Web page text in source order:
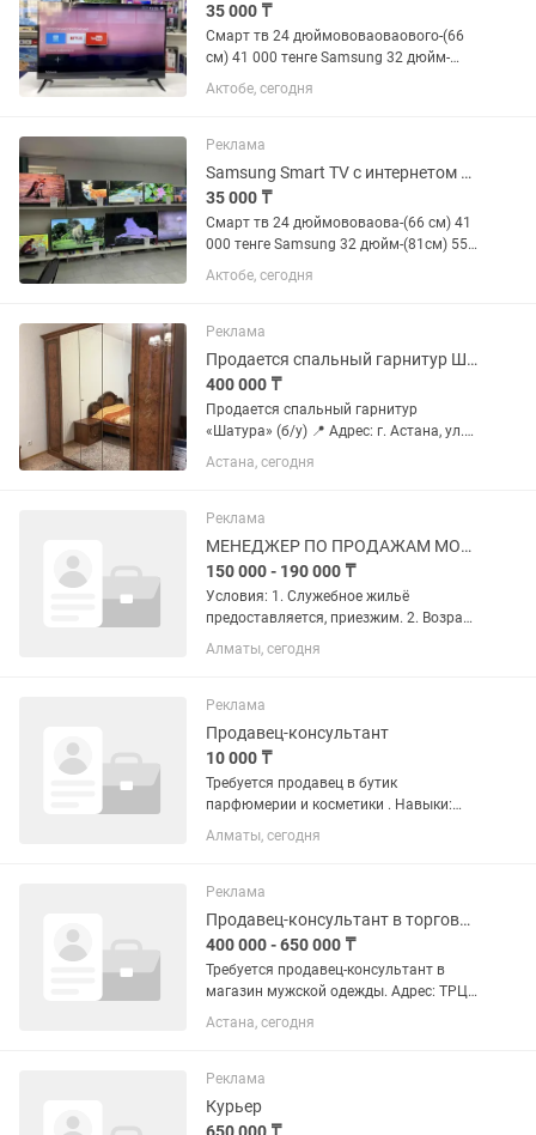
35 000 ₸
Смарт тв 24 дюймововаоваового-(66
см) 41 000 тенге Samsung 32 дюйм-
(81см) 55 000 тенге Samsung 40 дюйм-
(102см) 78 000 тенге Samsung 43
(110 см) 95 000 тенге LG 50...
Актобе, сегодня
Реклама
Samsung Smart TV с интернетом wifi YOUTUBE новый в упаковке Актобе
35 000 ₸
Смарт тв 24 дюймововаова-(66 см) 41
000 тенге Samsung 32 дюйм-(81см) 55
000 тенге Samsung 40 дюйм-(102см) 78
000 тенге Samsung 43 дюйм-(110см) 90
тенге LG 50...
Актобе, сегодня
Реклама
Продается спальный гарнитур Шатура
400 000 ₸
Продается спальный гарнитур
«Шатура» (б/у) 📍 Адрес: г. Астана, ул.
Иманова, 26 Продается качественный
спальный гарнитур фабрики «Шатура»
входят: двуспальная...
Астана, сегодня
Реклама
МЕНЕДЖЕР ПО ПРОДАЖАМ МОБИЛЬНОЙ ТЕХНИКИ
150 000 - 190 000 ₸
Условия: 1. Служебное жильё
предоставляется, приезжим. 2. Возраст
не имеет значения ( по студентам
набор закончен) 3. Одновременно
должность. 4. В наличии есть...
Алматы, сегодня
Реклама
Продавец-консультант
10 000 ₸
Требуется продавец в бутик
парфюмерии и косметики . Навыки:
Уметь предлагать товар, разбираться
в косметике и парфюмерии Парфюм в
объеме. Ищем девушку, мужской пол...
Алматы, сегодня
Реклама
Продавец-консультант в торговом зале
400 000 - 650 000 ₸
Требуется продавец-консультант в
магазин мужской одежды. Адрес: ТРЦ
Евразия 3 Вакансия для девушек и
женщин от 25 до 50 лет с ОПЫТОМ
Астана, сегодня
Реклама
Курьер